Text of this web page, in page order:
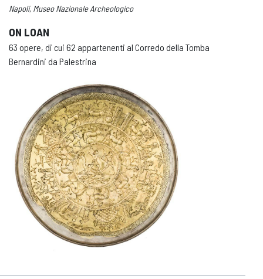
Napoli, Museo Nazionale Archeologico
ON LOAN
63 opere, di cui 62 appartenenti al Corredo della Tomba
Bernardini da Palestrina